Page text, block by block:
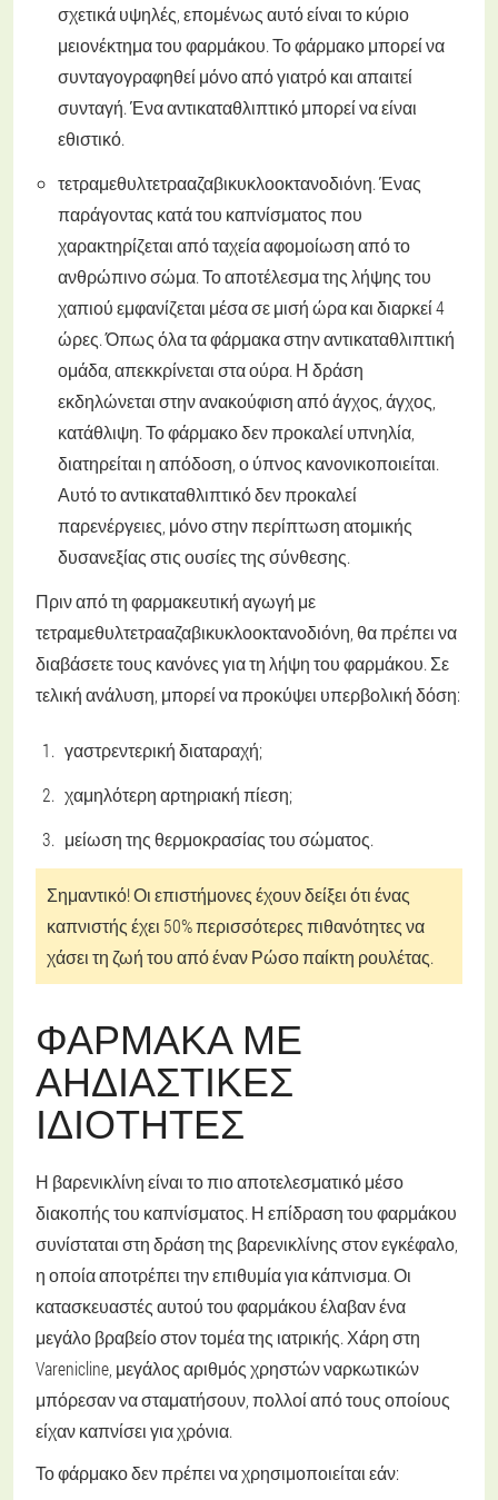
σχετικά υψηλές, επομένως αυτό είναι το κύριο
μειονέκτημα του φαρμάκου. Το φάρμακο μπορεί να
συνταγογραφηθεί μόνο από γιατρό και απαιτεί
συνταγή. Ένα αντικαταθλιπτικό μπορεί να είναι
εθιστικό.
τετραμεθυλτετρααζαβικυκλοοκτανοδιόνη. Ένας
παράγοντας κατά του καπνίσματος που
χαρακτηρίζεται από ταχεία αφομοίωση από το
ανθρώπινο σώμα. Το αποτέλεσμα της λήψης του
χαπιού εμφανίζεται μέσα σε μισή ώρα και διαρκεί 4
ώρες. Όπως όλα τα φάρμακα στην αντικαταθλιπτική
ομάδα, απεκκρίνεται στα ούρα. Η δράση
εκδηλώνεται στην ανακούφιση από άγχος, άγχος,
κατάθλιψη. Το φάρμακο δεν προκαλεί υπνηλία,
διατηρείται η απόδοση, ο ύπνος κανονικοποιείται.
Αυτό το αντικαταθλιπτικό δεν προκαλεί
παρενέργειες, μόνο στην περίπτωση ατομικής
δυσανεξίας στις ουσίες της σύνθεσης.
Πριν από τη φαρμακευτική αγωγή με
τετραμεθυλτετρααζαβικυκλοοκτανοδιόνη, θα πρέπει να
διαβάσετε τους κανόνες για τη λήψη του φαρμάκου. Σε
τελική ανάλυση, μπορεί να προκύψει υπερβολική δόση:
γαστρεντερική διαταραχή;
χαμηλότερη αρτηριακή πίεση;
μείωση της θερμοκρασίας του σώματος.
Σημαντικό! Οι επιστήμονες έχουν δείξει ότι ένας
καπνιστής έχει 50% περισσότερες πιθανότητες να
χάσει τη ζωή του από έναν Ρώσο παίκτη ρουλέτας.
ΦΆΡΜΑΚΑ ΜΕ
ΑΗΔΙΑΣΤΙΚΈΣ
ΙΔΙΌΤΗΤΕΣ
Η βαρενικλίνη είναι το πιο αποτελεσματικό μέσο
διακοπής του καπνίσματος. Η επίδραση του φαρμάκου
συνίσταται στη δράση της βαρενικλίνης στον εγκέφαλο,
η οποία αποτρέπει την επιθυμία για κάπνισμα. Οι
κατασκευαστές αυτού του φαρμάκου έλαβαν ένα
μεγάλο βραβείο στον τομέα της ιατρικής. Χάρη στη
Varenicline, μεγάλος αριθμός χρηστών ναρκωτικών
μπόρεσαν να σταματήσουν, πολλοί από τους οποίους
είχαν καπνίσει για χρόνια.
Το φάρμακο δεν πρέπει να χρησιμοποιείται εάν: